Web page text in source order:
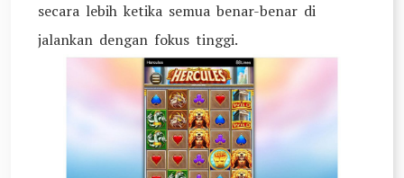
secara lebih ketika semua benar-benar di
jalankan dengan fokus tinggi.